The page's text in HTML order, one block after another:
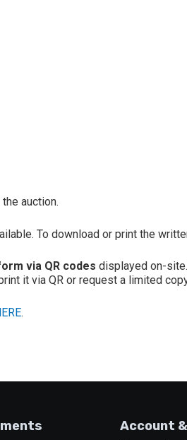
auction.
To download or print the
via QR codes displayed on-
it via QR or request a limited
.
Account